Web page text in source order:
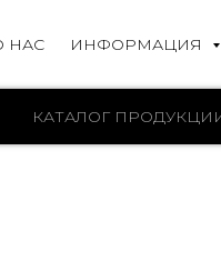
НАС ИНФОРМАЦИЯ
КАТАЛОГ